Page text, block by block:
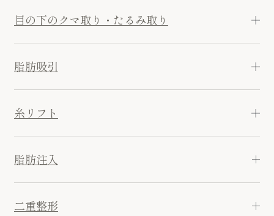
目の下のクマ取り・たるみ取り
脂肪吸引
糸リフト
脂肪注入
二重整形